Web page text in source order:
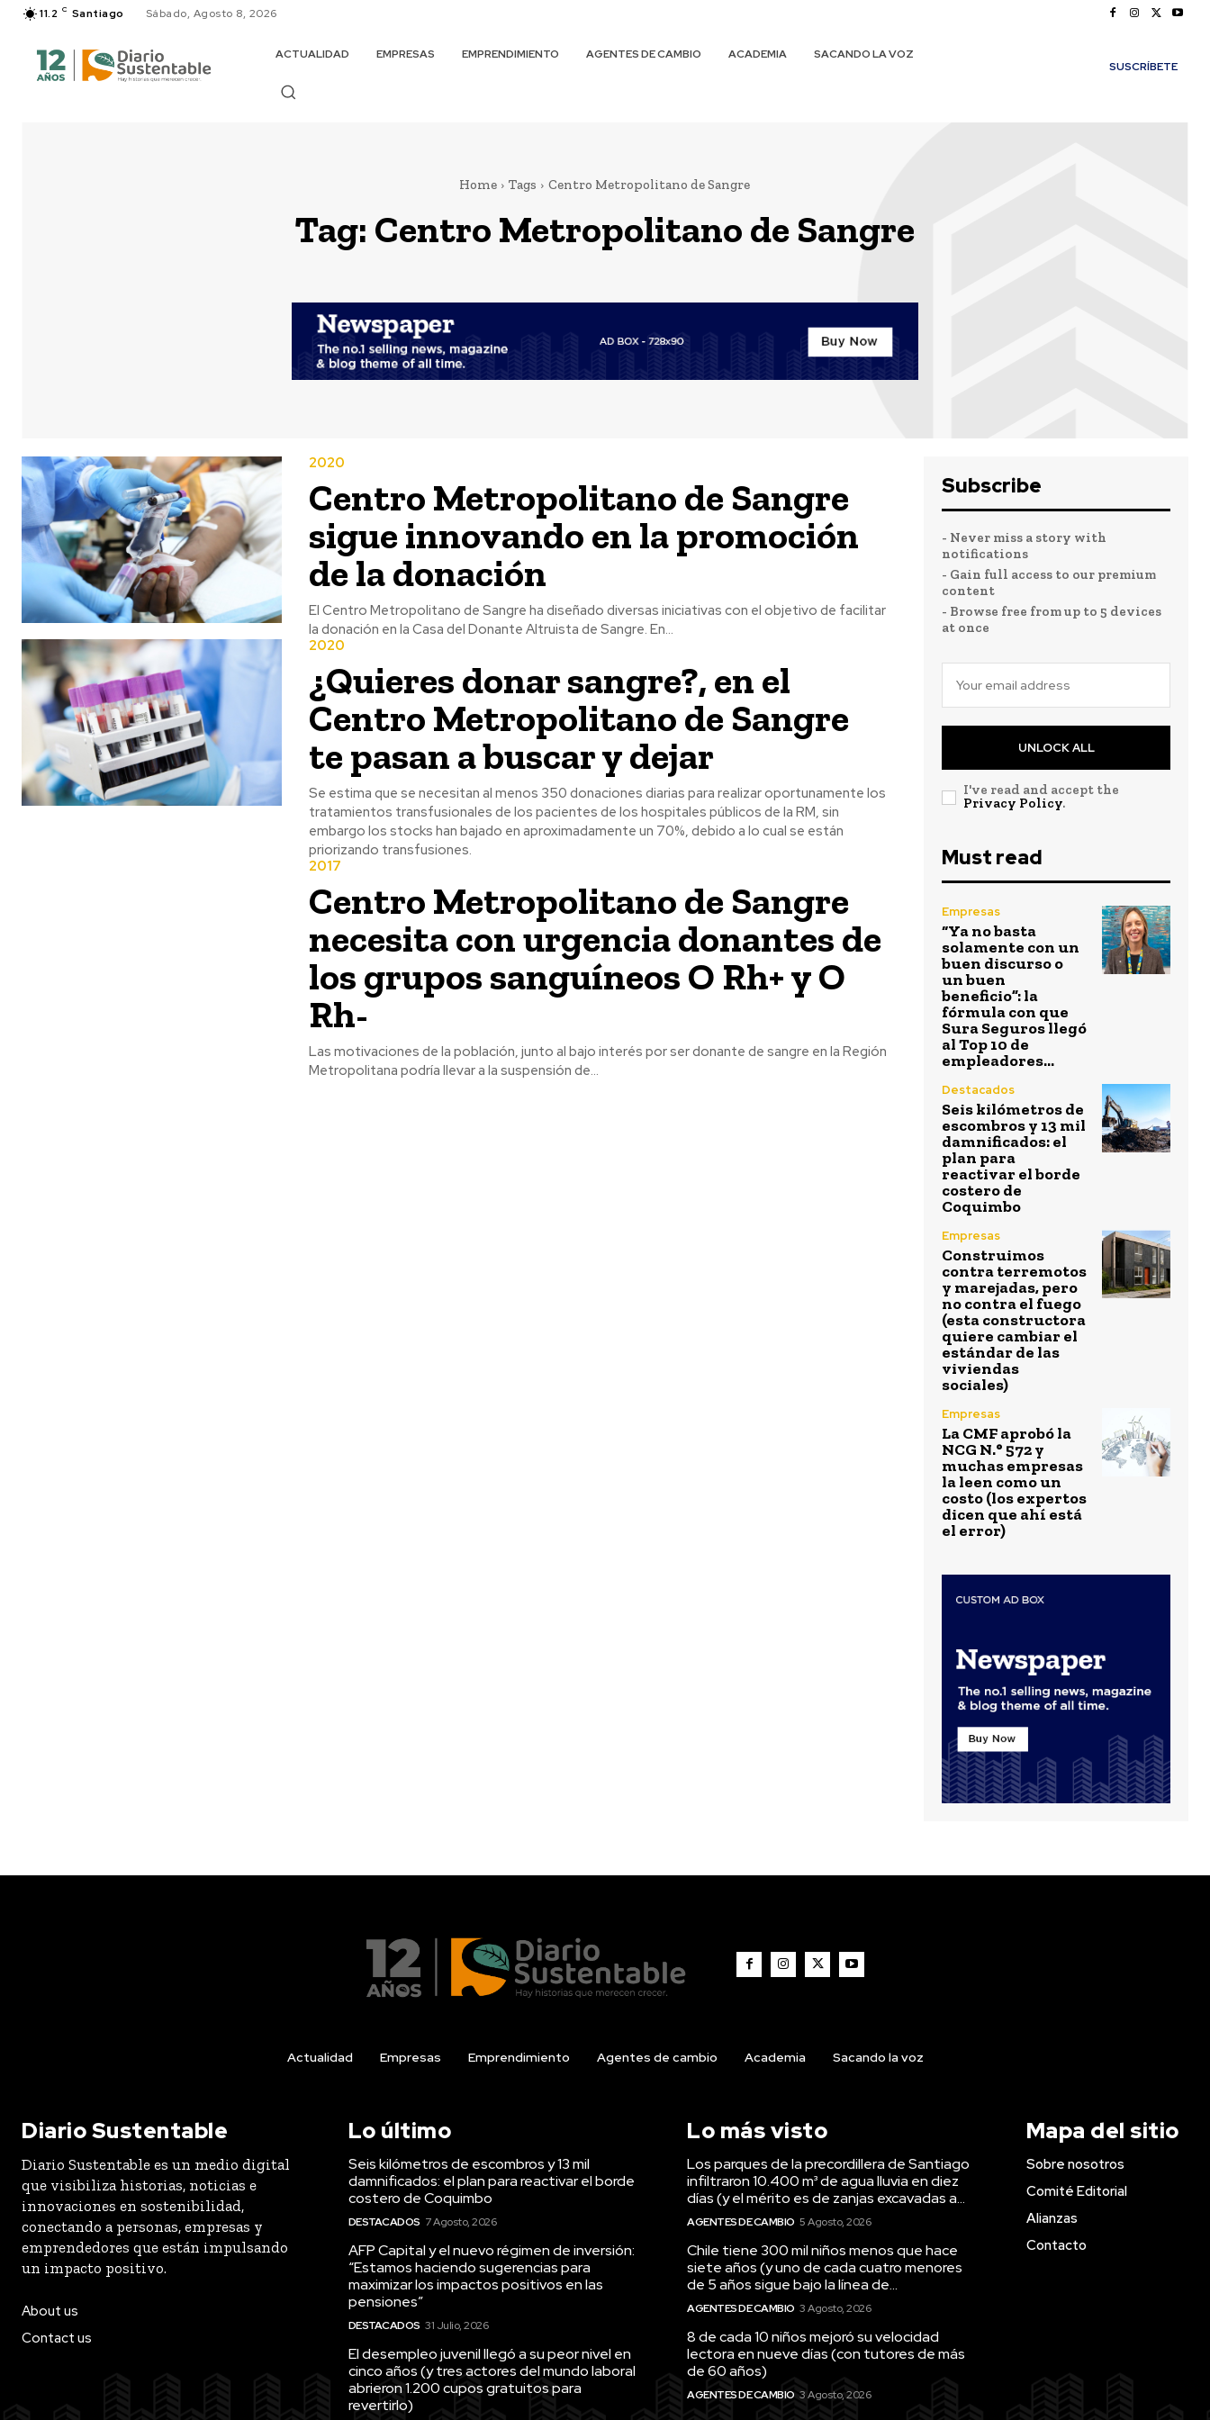
11.2 C Santiago Sábado, Agosto 8, 2026
ACTUALIDAD EMPRESAS EMPRENDIMIENTO AGENTES DE CAMBIO ACADEMIA
SACANDO LA VOZ
SUSCRÍBETE
Home Tags Centro Metropolitano de Sangre
Tag: Centro Metropolitano de Sangre
2020
Centro Metropolitano de Sangre
sigue innovando en la promoción
de la donación
El Centro Metropolitano de Sangre ha diseñado diversas iniciativas con el objetivo de facilitar
la donación en la Casa del Donante Altruista de Sangre. En...
2020
¿Quieres donar sangre?, en el
Centro Metropolitano de Sangre
te pasan a buscar y dejar
Se estima que se necesitan al menos 350 donaciones diarias para realizar oportunamente los
tratamientos transfusionales de los pacientes de los hospitales públicos de la RM, sin
embargo los stocks han bajado en aproximadamente un 70%, debido a lo cual se están
priorizando transfusiones.
2017
Centro Metropolitano de Sangre
necesita con urgencia donantes de
los grupos sanguíneos O Rh+ y O
Rh-
Las motivaciones de la población, junto al bajo interés por ser donante de sangre en la Región
Metropolitana podría llevar a la suspensión de...
Subscribe
- Never miss a story with
notifications
- Gain full access to our premium
content
- Browse free from up to 5 devices
at once
UNLOCK ALL
I've read and accept the
Privacy Policy.
Must read
Empresas
“Ya no basta
solamente con un
buen discurso o
un buen
beneficio”: la
fórmula con que
Sura Seguros llegó
al Top 10 de
empleadores...
Destacados
Seis kilómetros de
escombros y 13 mil
damnificados: el
plan para
reactivar el borde
costero de
Coquimbo
Empresas
Construimos
contra terremotos
y marejadas, pero
no contra el fuego
(esta constructora
quiere cambiar el
estándar de las
viviendas
sociales)
Empresas
La CMF aprobó la
NCG N.° 572 y
muchas empresas
la leen como un
costo (los expertos
dicen que ahí está
el error)
Actualidad Empresas Emprendimiento Agentes de cambio Academia Sacando la voz
Diario Sustentable
Diario Sustentable es un medio digital
que visibiliza historias, noticias e
innovaciones en sostenibilidad,
conectando a personas, empresas y
emprendedores que están impulsando
un impacto positivo.
About us
Contact us
Lo último
Seis kilómetros de escombros y 13 mil
damnificados: el plan para reactivar el borde
costero de Coquimbo
DESTACADOS 7 Agosto, 2026
AFP Capital y el nuevo régimen de inversión:
“Estamos haciendo sugerencias para
maximizar los impactos positivos en las
pensiones”
DESTACADOS 31 Julio, 2026
El desempleo juvenil llegó a su peor nivel en
cinco años (y tres actores del mundo laboral
abrieron 1.200 cupos gratuitos para
revertirlo)
Lo más visto
Los parques de la precordillera de Santiago
infiltraron 10.400 m³ de agua lluvia en diez
días (y el mérito es de zanjas excavadas a...
AGENTES DE CAMBIO 5 Agosto, 2026
Chile tiene 300 mil niños menos que hace
siete años (y uno de cada cuatro menores
de 5 años sigue bajo la línea de...
AGENTES DE CAMBIO 3 Agosto, 2026
8 de cada 10 niños mejoró su velocidad
lectora en nueve días (con tutores de más
de 60 años)
AGENTES DE CAMBIO 3 Agosto, 2026
Mapa del sitio
Sobre nosotros
Comité Editorial
Alianzas
Contacto